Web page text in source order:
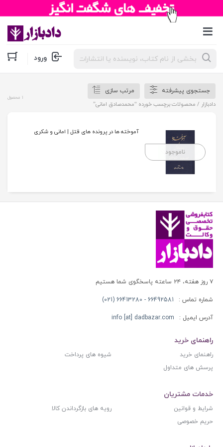
جستجوی
محصولات ورود
جستجوی پیشرفته
مرتب سازی
دادبازار / محصولات برچسب خورده “محمدصادق امانی”
1 محصول
ناموجود
آموخته ها در پرونده های قتل | امانی و شکری
۷ روز هفته، ۲۴ ساعته پاسخگوی شما هستیم
شماره تماس : 66492581 - 66413280 (021)
آدرس ایمیل : info [at] dadbazar.com
راهنمای خرید
راهنمای خرید
شیوه های پرداخت
پرسش های متداول
خدمات مشتریان
شرایط و قوانین
رویه های بازگرداندن کالا
حریم خصوصی